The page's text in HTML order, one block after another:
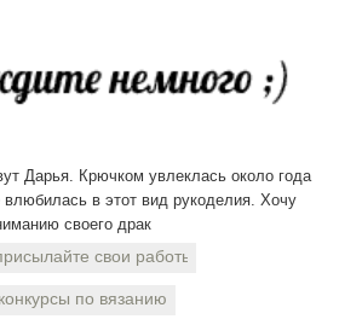
Дарья. Крючком увлеклась около года
в этот вид рукоделия. Хочу
своего драк
свои работы
конкурсы по вязанию